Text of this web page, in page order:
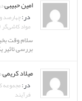
امین حبیبیدر ۰۷
در:چهارصد
مواد کاشی‌گر
سلام وقت
بررسی تاثیر
میلاد کریمی
در:مجموعه
فرآیند